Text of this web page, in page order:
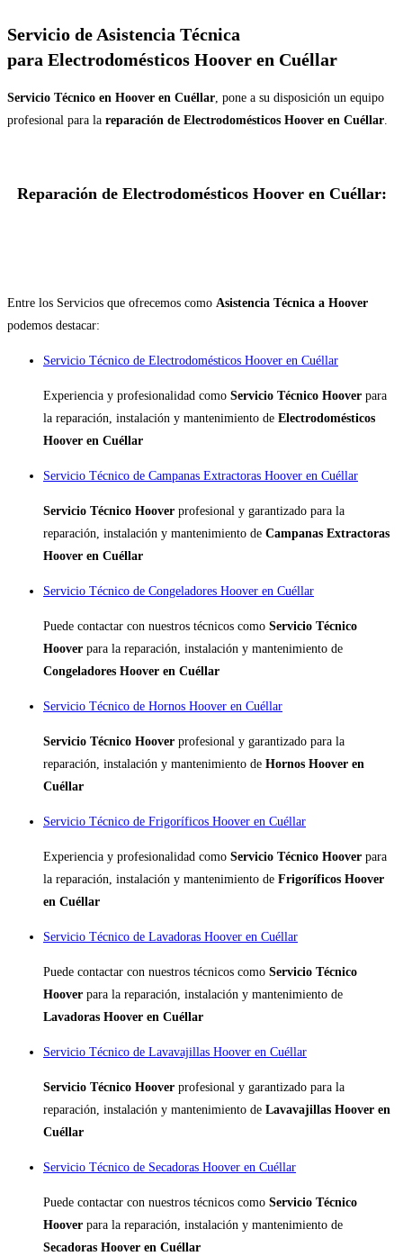
Servicio de Asistencia Técnica
para Electrodomésticos Hoover en Cuéllar
Servicio Técnico en Hoover en Cuéllar, pone a su disposición un equipo
profesional para la reparación de Electrodomésticos Hoover en Cuéllar.
Reparación de Electrodomésticos Hoover en Cuéllar:
Entre los Servicios que ofrecemos como Asistencia Técnica a Hoover
podemos destacar:
Servicio Técnico de Electrodomésticos Hoover en Cuéllar
Experiencia y profesionalidad como Servicio Técnico Hoover para
la reparación, instalación y mantenimiento de Electrodomésticos
Hoover en Cuéllar
Servicio Técnico de Campanas Extractoras Hoover en Cuéllar
Servicio Técnico Hoover profesional y garantizado para la
reparación, instalación y mantenimiento de Campanas Extractoras
Hoover en Cuéllar
Servicio Técnico de Congeladores Hoover en Cuéllar
Puede contactar con nuestros técnicos como Servicio Técnico
Hoover para la reparación, instalación y mantenimiento de
Congeladores Hoover en Cuéllar
Servicio Técnico de Hornos Hoover en Cuéllar
Servicio Técnico Hoover profesional y garantizado para la
reparación, instalación y mantenimiento de Hornos Hoover en
Cuéllar
Servicio Técnico de Frigoríficos Hoover en Cuéllar
Experiencia y profesionalidad como Servicio Técnico Hoover para
la reparación, instalación y mantenimiento de Frigoríficos Hoover
en Cuéllar
Servicio Técnico de Lavadoras Hoover en Cuéllar
Puede contactar con nuestros técnicos como Servicio Técnico
Hoover para la reparación, instalación y mantenimiento de
Lavadoras Hoover en Cuéllar
Servicio Técnico de Lavavajillas Hoover en Cuéllar
Servicio Técnico Hoover profesional y garantizado para la
reparación, instalación y mantenimiento de Lavavajillas Hoover en
Cuéllar
Servicio Técnico de Secadoras Hoover en Cuéllar
Puede contactar con nuestros técnicos como Servicio Técnico
Hoover para la reparación, instalación y mantenimiento de
Secadoras Hoover en Cuéllar